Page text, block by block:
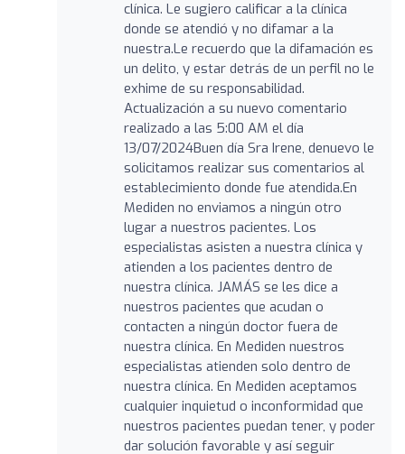
clínica. Le sugiero calificar a la clínica
donde se atendió y no difamar a la
nuestra.Le recuerdo que la difamación es
un delito, y estar detrás de un perfil no le
exhime de su responsabilidad.
Actualización a su nuevo comentario
realizado a las 5:00 AM el día
13/07/2024Buen día Sra Irene, denuevo le
solicitamos realizar sus comentarios al
establecimiento donde fue atendida.En
Mediden no enviamos a ningún otro
lugar a nuestros pacientes. Los
especialistas asisten a nuestra clínica y
atienden a los pacientes dentro de
nuestra clínica. JAMÁS se les dice a
nuestros pacientes que acudan o
contacten a ningún doctor fuera de
nuestra clínica. En Mediden nuestros
especialistas atienden solo dentro de
nuestra clínica. En Mediden aceptamos
cualquier inquietud o inconformidad que
nuestros pacientes puedan tener, y poder
dar solución favorable y así seguir